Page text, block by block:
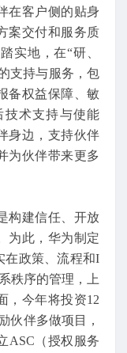
在客户侧的贴身
案交付和服务质
实地，在“研、
支持与服务，包
备权益保障、敏
技术支持与使能
身边，支持伙伴
为伙伴带来更多
构建信任、开放
为此，华为制定
在政策、流程和I
秩序的管理，上
，今年将投资12
伙伴多做项目，
ASC（授权服务